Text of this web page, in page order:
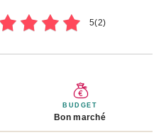
5(2)
BUDGET
Bon marché